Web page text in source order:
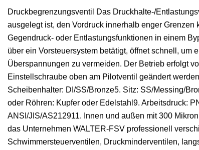
Druckbegrenzungsventil Das Druckhalte-/
ausgelegt ist, den Vordruck innerhalb enger
Gegendruck- oder Entlastungsfunktionen in einem
über ein Vorsteuersystem betätigt, öffnet schnell,
Überspannungen zu vermeiden. Der Betrieb erfolgt
Einstellschraube oben am Pilotventil geändert
Scheibenhalter: DI/SS/Bronze5. Sitz: SS/Messing/
oder Röhren: Kupfer oder Edelstahl9. Arbeitsdruck:
ANSI/JIS/AS212911. Innen und außen mit 300
das Unternehmen WALTER-FSV professionell
Schwimmersteuerventilen, Druckminderventilen,